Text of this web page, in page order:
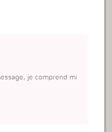
je comprend mi